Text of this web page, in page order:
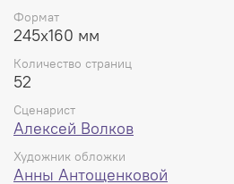
Формат
245x160 мм
Количество страниц
52
Сценарист
Алексей Волков
Художник обложки
Анны Антощенковой